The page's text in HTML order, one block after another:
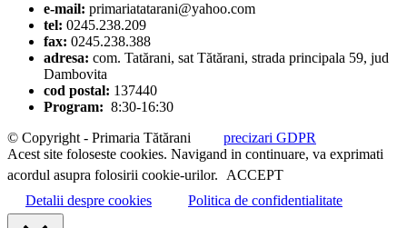
e-mail: primariatatarani@yahoo.com
tel: 0245.238.209
fax: 0245.238.388
adresa: com. Tatărani, sat Tătărani, strada principala 59, jud
Dambovita
cod postal: 137440
Program: 8:30-16:30
© Copyright - Primaria Tătărani precizari GDPR
Acest site foloseste cookies. Navigand in continuare, va exprimati
acordul asupra folosirii cookie-urilor. ACCEPT
Detalii despre cookies
Politica de confidentialitate